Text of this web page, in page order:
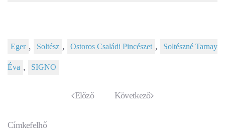
Eger , Soltész , Ostoros Családi Pincészet , Soltészné Tarnay
Éva , SIGNO
Előző Következő
Címkefelhő